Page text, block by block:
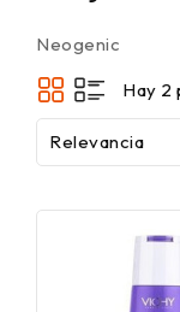
Neogenic
Hay 2
Relevancia